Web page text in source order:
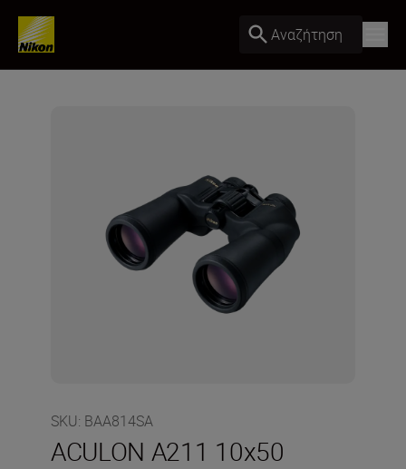
Αναζήτηση
SKU: BAA814SA
ACULON A211 10x50